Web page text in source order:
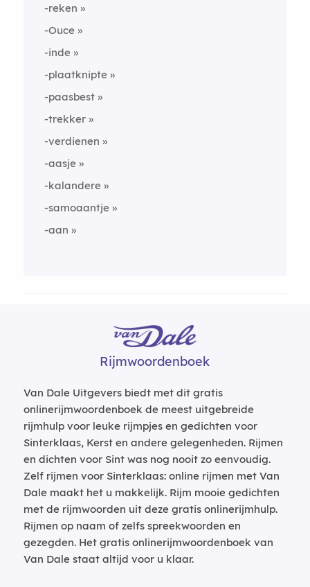
-reken
-Ouce
-inde
-plaatknipte
-paasbest
-trekker
-verdienen
-aasje
-kalandere
-samoaantje
-aan
Rijmwoordenboek
Van Dale Uitgevers biedt met dit gratis
onlinerijmwoordenboek de meest uitgebreide
rijmhulp voor leuke rijmpjes en gedichten voor
Sinterklaas, Kerst en andere gelegenheden. Rijmen
en dichten voor Sint was nog nooit zo eenvoudig.
Zelf rijmen voor Sinterklaas: online rijmen met Van
Dale maakt het u makkelijk. Rijm mooie gedichten
met de rijmwoorden uit deze gratis onlinerijmhulp.
Rijmen op naam of zelfs spreekwoorden en
gezegden. Het gratis onlinerijmwoordenboek van
Van Dale staat altijd voor u klaar.